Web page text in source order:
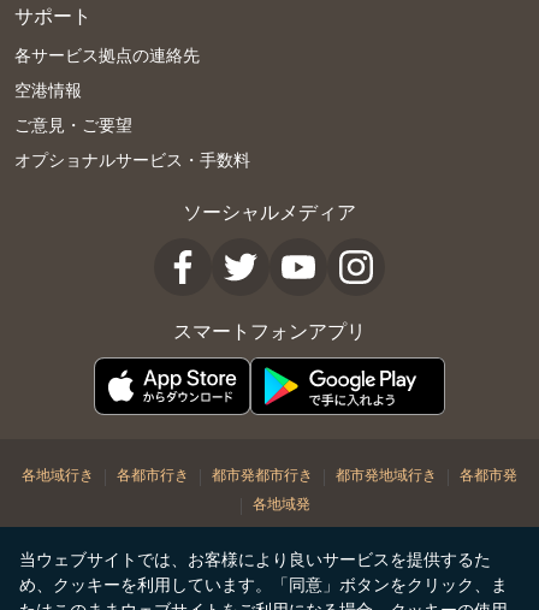
当ウェブサイトでは、お客様により良いサービスを提供するた
め、クッキーを利用しています。「同意」ボタンをクリック、ま
サポート
各サービス拠点の連絡先
空港情報
ご意見・ご要望
オプショナルサービス・手数料
ソーシャルメディア
スマートフォンアプリ
各地域行き | 各都市行き | 都市発都市行き | 都市発地域行き | 各都市発
| 各地域発